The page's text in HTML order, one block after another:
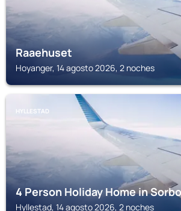
Raaehuset
Hoyanger, 14 agosto 2026, 2 noches
HYLLESTAD
4 Person Holiday Home in
Hyllestad, 14 agosto 2026, 2 noches